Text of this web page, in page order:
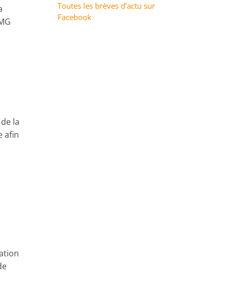
la
afin
Toutes les brèves d’actu sur
Facebook